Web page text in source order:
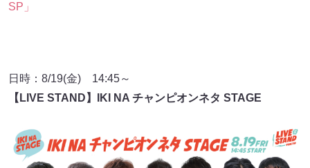
SP」
日時：8/19(金) 14:45～
【LIVE STAND】IKI NA チャンピオンネタ STAGE